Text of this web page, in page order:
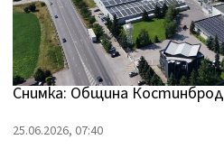
Снимка: Община Костинброд
25.06.2026, 07:40